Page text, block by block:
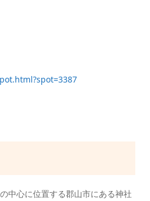
中心に位置する郡山市にある神社